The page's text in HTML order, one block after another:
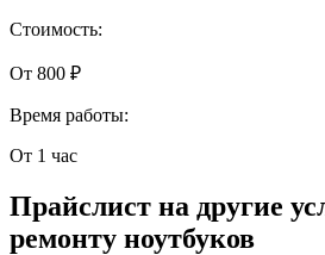
Стоимость:
От 800 ₽
Время работы:
От 1 час
Прайслист на другие
ремонту ноутбуков